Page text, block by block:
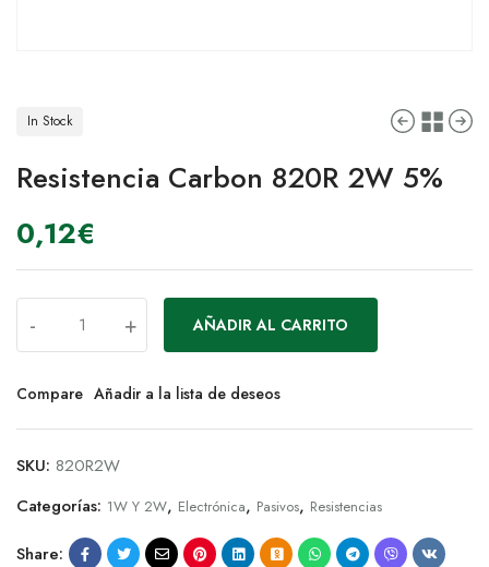
In Stock
Resistencia Carbon 820R 2W 5%
0,12€
- + AÑADIR AL CARRITO
Compare Añadir a la lista de deseos
SKU: 820R2W
Categorías: 1W Y 2W, Electrónica, Pasivos, Resistencias
Share: